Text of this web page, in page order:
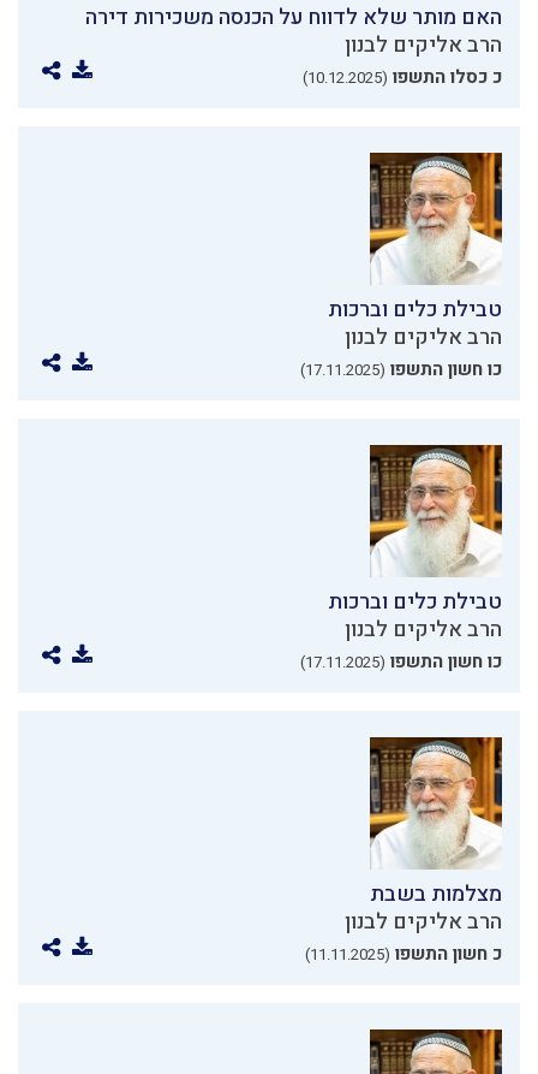
האם מותר שלא לדווח על הכנסה משכירות דירה
הרב אליקים לבנון
כ כסלו התשפו (10.12.2025)
טבילת כלים וברכות
הרב אליקים לבנון
כו חשון התשפו (17.11.2025)
טבילת כלים וברכות
הרב אליקים לבנון
כו חשון התשפו (17.11.2025)
מצלמות בשבת
הרב אליקים לבנון
כ חשון התשפו (11.11.2025)